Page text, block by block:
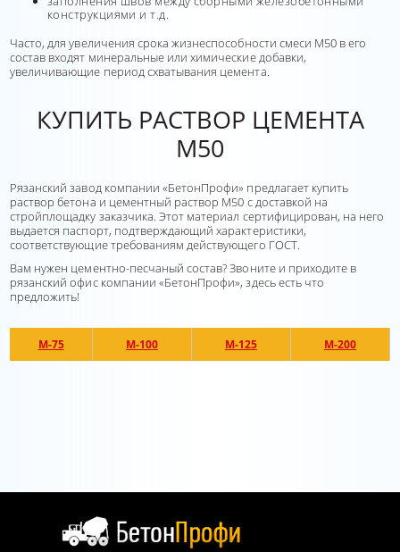
конструкциями и т.д.
Часто, для увеличения срока жизнеспособности смеси М50 в его
состав входят минеральные или химические добавки,
увеличивающие период схватывания цемента.
КУПИТЬ РАСТВОР ЦЕМЕНТА
М50
Рязанский завод компании «БетонПрофи» предлагает купить
раствор бетона и цементный раствор М50 с доставкой на
стройплощадку заказчика. Этот материал сертифицирован, на него
выдается паспорт, подтверждающий характеристики,
соответствующие требованиям действующего ГОСТ.
Вам нужен цементно-песчаный состав? Звоните и приходите в
рязанский офис компании «БетонПрофи», здесь есть что
предложить!
М-75 М-100 М-125 М-200